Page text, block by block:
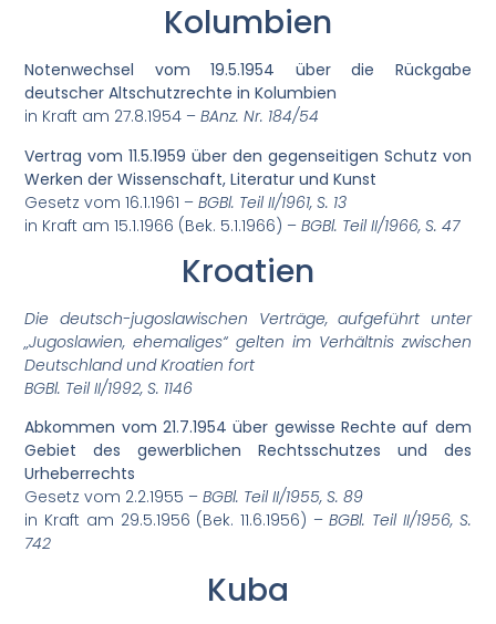
Kolumbien
Notenwechsel vom 19.5.1954 über die Rückgabe
deutscher Altschutzrechte in Kolumbien
in Kraft am 27.8.1954 –BAnz. Nr. 184/54
Vertrag vom 11.5.1959 über den gegenseitigen Schutz von
Werken der Wissenschaft, Literatur und Kunst
Gesetz vom 16.1.1961 –BGBl. Teil II/1961, S. 13
in Kraft am 15.1.1966 (Bek. 5.1.1966) –BGBl. Teil II/1966, S. 47
Kroatien
Die deutsch-jugoslawischen Verträge, aufgeführt unter
„Jugoslawien, ehemaliges“ gelten im Verhältnis zwischen
Deutschland und Kroatien fort
BGBl. Teil II/1992, S. 1146
Abkommen vom 21.7.1954 über gewisse Rechte auf dem
Gebiet des gewerblichen Rechtsschutzes und des
Urheberrechts
Gesetz vom 2.2.1955 –BGBl. Teil II/1955, S. 89
in Kraft am 29.5.1956 (Bek. 11.6.1956) –BGBl. Teil II/1956, S.
742
Kuba